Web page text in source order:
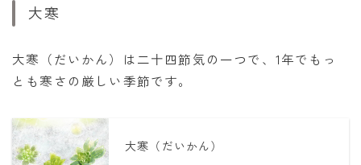
大寒
大寒（だいかん）は二十四節気の一つで、1年でもっ
とも寒さの厳しい季節です。
大寒（だいかん）